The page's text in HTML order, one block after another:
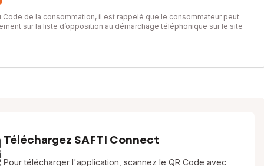
Code de la consommation, il est rappelé que le consommateur peut
sur la liste d’opposition au démarchage téléphonique sur le site
Téléchargez SAFTI Connect
Pour télécharger l'application, scannez le QR Code avec